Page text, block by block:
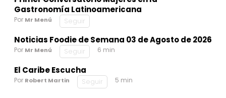
Gastronomía Latinoamericana
Por Mr Menú Seguir
Noticias Foodie de Semana 03 de Agosto de 2026
Por Mr Menú Seguir 6 min
El Caribe Escucha
Por Robert Martin Seguir 5 min